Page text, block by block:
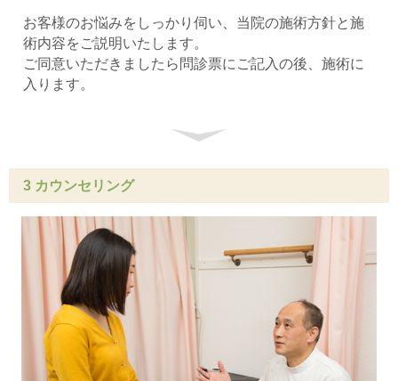
お客様のお悩みをしっかり伺い、当院の施術方針と施
術内容をご説明いたします。
ご同意いただきましたら問診票にご記入の後、施術に
入ります。
3 カウンセリング